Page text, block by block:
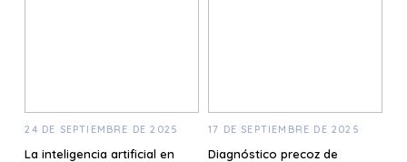
24 DE SEPTIEMBRE DE 2025
La inteligencia artificial en
17 DE SEPTIEMBRE DE 2025
Diagnóstico precoz de